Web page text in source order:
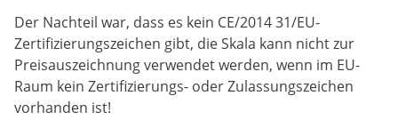
Der Nachteil war, dass es kein CE/2014 31/EU-
Zertifizierungszeichen gibt, die Skala kann nicht zur
Preisauszeichnung verwendet werden, wenn im EU-
Raum kein Zertifizierungs- oder Zulassungszeichen
vorhanden ist!